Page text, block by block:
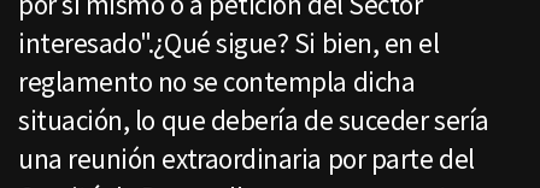
interesado".¿Qué sigue? Si bien, en el
reglamento no se contempla dicha
situación, lo que debería de suceder sería
una reunión extraordinaria por parte del